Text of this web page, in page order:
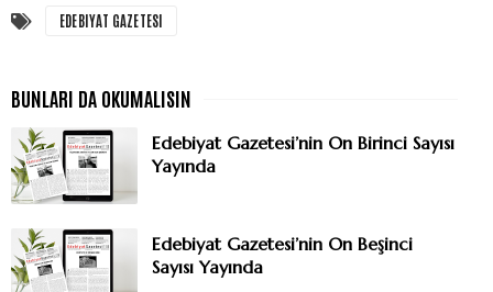
EDEBIYAT GAZETESI
Edebiyat Gazetesi’nin On Birinci Sayısı
Yayında
Edebiyat Gazetesi’nin On Beşinci
Sayısı Yayında